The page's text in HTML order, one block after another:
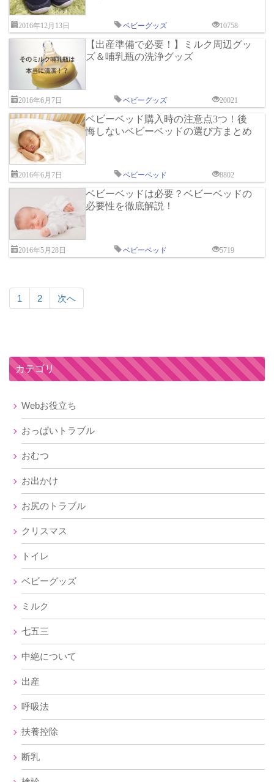
2016年12月13日 ベビーグッズ 10758
【出産準備で必要！】ミルク周辺グッ
ズ＆哺乳瓶の洗浄グッズ
2016年6月7日 ベビーグッズ 20021
ベビーベッド購入時の注意点3つ！後
悔しないベビーベッドの選び方まとめ
2016年6月7日 ベビーベッド 8802
ベビーベッドは必要？ベビーベッドの
必要性を徹底解説！
2016年5月28日 ベビーベッド 5719
1 2 次へ
カテゴリ
Webお役立ち
おっぱいトラブル
おむつ
お出かけ
お尻のトラブル
クリスマス
トイレ
ベビーグッズ
ミルク
七五三
中絶について
出産
呼吸法
扶養控除
断乳